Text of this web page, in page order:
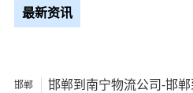
3、服务质量差：不靠谱的物
最新资讯
邯郸 邯郸到南宁物流公司-邯